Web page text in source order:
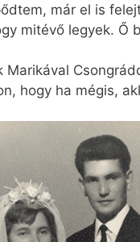
már el is
mitévő legyek. Ő
hogy ha mégis,